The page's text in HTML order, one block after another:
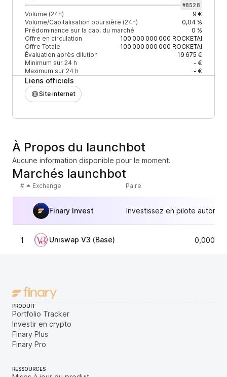
#8528
Volume (24h)
9 €
Volume/Capitalisation boursière (24h)
0,04 %
Prédominance sur la cap. du marché
0 %
Offre en circulation
100 000 000 000 ROCKETAI
Offre Totale
100 000 000 000 ROCKETAI
Évaluation après dilution
19 675 €
Minimum sur 24 h
- €
Maximum sur 24 h
- €
Liens officiels
Site internet
À Propos du launchbot
Aucune information disponible pour le moment.
Marchés launchbot
# Exchange Paire
Finary Invest Investissez en pilote
1 Uniswap V3 (Base)
PRODUIT
Portfolio Tracker
Investir en crypto
Finary Plus
Finary Pro
RESSOURCES